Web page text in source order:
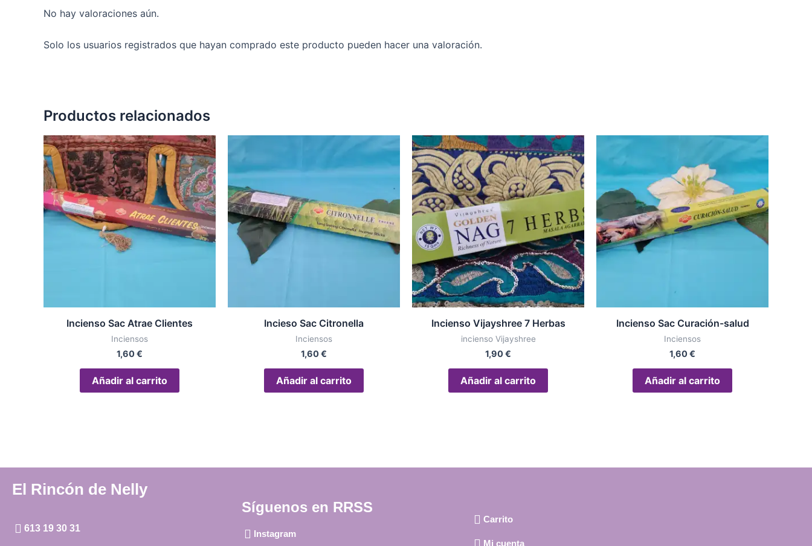
No hay valoraciones aún.
Solo los usuarios registrados que hayan comprado este producto pueden hacer una valoración.
Productos relacionados
Incienso Sac Atrae Clientes
Inciensos
1,60€
Añadir al carrito
Incieso Sac Citronella
Inciensos
1,60€
Añadir al carrito
Incienso Vijayshree 7 Herbas
incienso Vijayshree
1,90€
Añadir al carrito
Incienso Sac Curación-salud
Inciensos
1,60€
Añadir al carrito
El Rincón de Nelly
613 19 30 31
Síguenos en RRSS
Instagram
Carrito
Mi cuenta